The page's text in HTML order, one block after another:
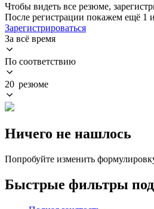
Чтобы видеть все резюме,
После регистрации покажем ещё 1
Зарегистрироваться
За всё время
По соответствию
20 резюме
Ничего не нашлось
Попробуйте изменить
Быстрые фильтры